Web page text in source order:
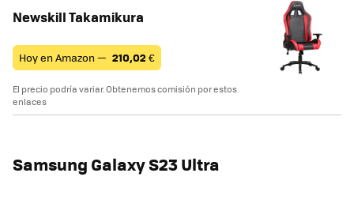
Newskill Takamikura
Hoy en Amazon — 210,02 €
El precio podría variar. Obtenemos comisión por estos
enlaces
Samsung Galaxy S23 Ultra